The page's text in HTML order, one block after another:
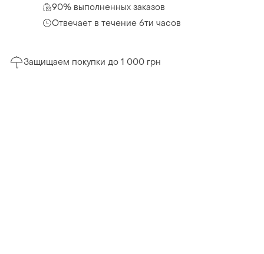
90% выполненных заказов
Отвечает в течение 6ти часов
Защищаем покупки до 1 000 грн